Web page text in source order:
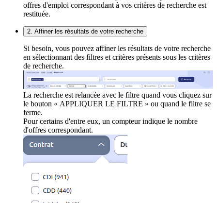
offres d'emploi correspondant à vos critères de recherche est
restituée.
2. Affiner les résultats de votre recherche
Si besoin, vous pouvez affiner les résultats de votre recherche
en sélectionnant des filtres et critères présents sous les critères
de recherche.
La recherche est relancée avec le filtre quand vous cliquez sur
le bouton « APPLIQUER LE FILTRE » ou quand le filtre se
ferme.
Pour certains d'entre eux, un compteur indique le nombre
d'offres correspondant.